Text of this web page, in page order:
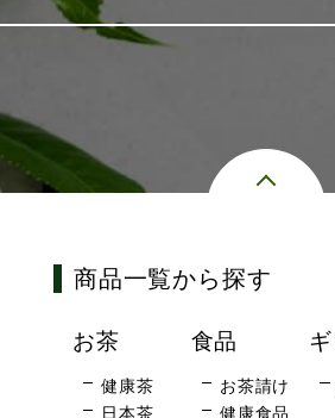
商品一覧から探す
お茶
健康茶
日本茶
食品
お茶請け
健康食品